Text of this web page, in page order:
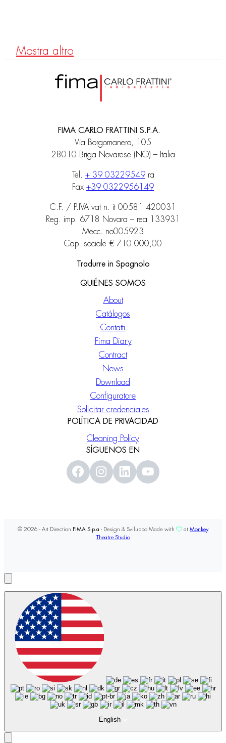
Mostra altro
FIMA CARLO FRATTINI S.P.A.
Via Borgomanero, 105
28010 Briga Novarese (NO) – Italia
Tel. + 39 03229549ra
Fax +39 0322956149
C.F. / P.IVA vat n. it 00581 420031
Reg. imp. 6718 Novara – rea 133931
Mecc. no005923
Cap. sociale € 710.000,00
Tradurre in Spagnolo
QUIÉNES SOMOS
About
Catálogos
Contatti
Fima Diary
Contract
News
Download
Configuratore
Solicitar credenciales
POLÍTICA DE PRIVACIDAD
Cleaning Policy
SÍGUENOS EN
© 2026 - Art Direction FIMA S.p.a - Design & Sviluppo Made with at Monkey
Theatre Studio
English